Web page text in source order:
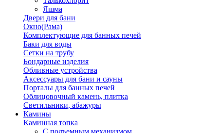
Яшма
Двери для бани
Окно(Рама)
Комплектующие для банных печей
Баки для воды
Сетки на трубу
Бондарные изделия
Обливные устройства
Аксессуары для бани и сауны
Порталы для банных печей
Облицовочный камень, плитка
Светильники, абажуры
Камины
Каминная топка
С подъемным механизмом